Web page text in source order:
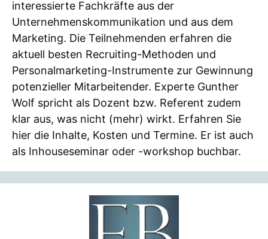
interessierte Fachkräfte aus der
Unternehmenskommunikation und aus dem
Marketing. Die Teilnehmenden erfahren die
aktuell besten Recruiting-Methoden und
Personalmarketing-Instrumente zur Gewinnung
potenzieller Mitarbeitender. Experte Gunther
Wolf spricht als Dozent bzw. Referent zudem
klar aus, was nicht (mehr) wirkt. Erfahren Sie
hier die Inhalte, Kosten und Termine. Er ist auch
als Inhouseseminar oder -workshop buchbar.